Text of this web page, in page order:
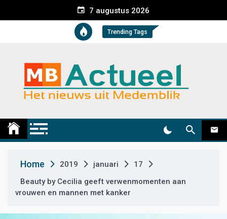
e
t
7 augustus 2026
Trending Tags
Medemblik Actueel
Home 2019 januari
17
Beauty by Cecilia geeft verwenmomenten aan
vrouwen en mannen met kanker